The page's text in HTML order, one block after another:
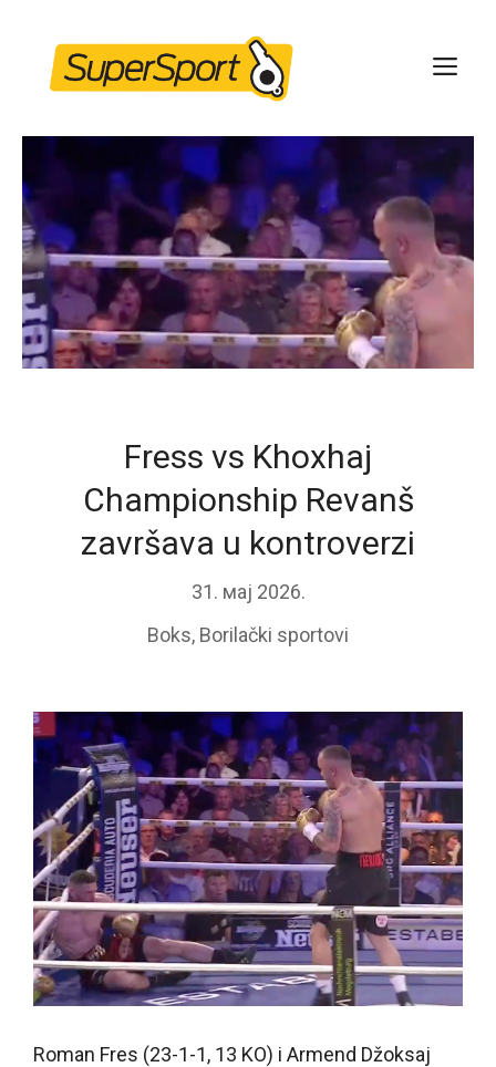
content
Fress vs Khoxhaj
Championship Revanš
završava u kontroverzi
31. мај 2026.
Boks, Borilački sportovi
Roman Fres (23-1-1, 13 KO) i Armend Džoksaj